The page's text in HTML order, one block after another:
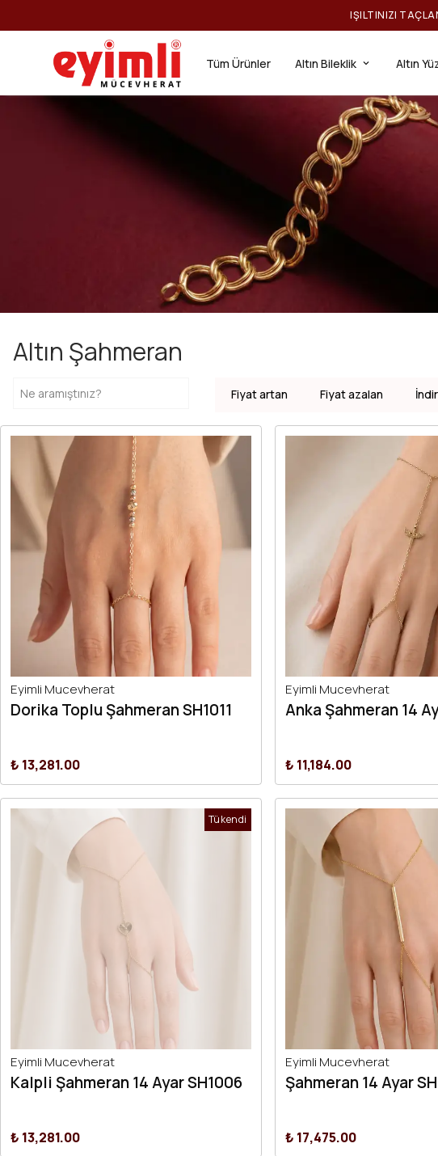
IŞILTINIZI
Tüm Ürünler Altın Bileklik Altın
Altın Şahmeran
Fiyat artan Fiyat azalan
Eyimli Mucevherat
Dorika Toplu Şahmeran SH1011
₺ 13,281.00
Eyimli Mucevherat
Anka Şahmeran 14
₺ 11,184.00
Tükendi
Eyimli Mucevherat
Kalpli Şahmeran 14 Ayar SH1006
₺ 13,281.00
Eyimli Mucevherat
Şahmeran 14 Ayar
₺ 17,475.00